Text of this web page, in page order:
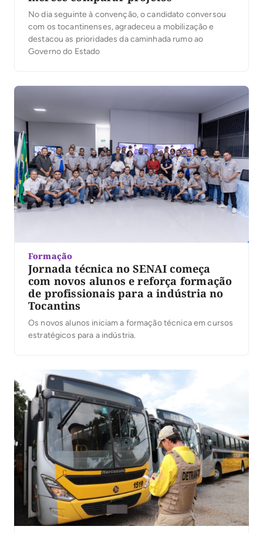
No dia seguinte à convenção, o candidato conversou
com os tocantinenses, agradeceu a mobilização e
destacou as prioridades da caminhada rumo ao
Governo do Estado
Formação
Jornada técnica no SENAI começa
com novos alunos e reforça formação
de profissionais para a indústria no
Tocantins
Os novos alunos iniciam a formação técnica em cursos
estratégicos para a indústria.